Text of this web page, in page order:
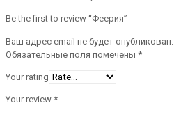
Be the first to review “Феерия”
Ваш адрес email не будет опубликован.
Обязательные поля помечены *
Your rating
Your review *